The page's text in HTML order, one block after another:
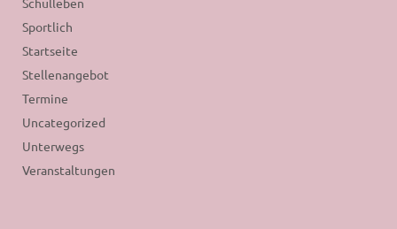
Sportlich
Startseite
Stellenangebot
Termine
Uncategorized
Unterwegs
Veranstaltungen